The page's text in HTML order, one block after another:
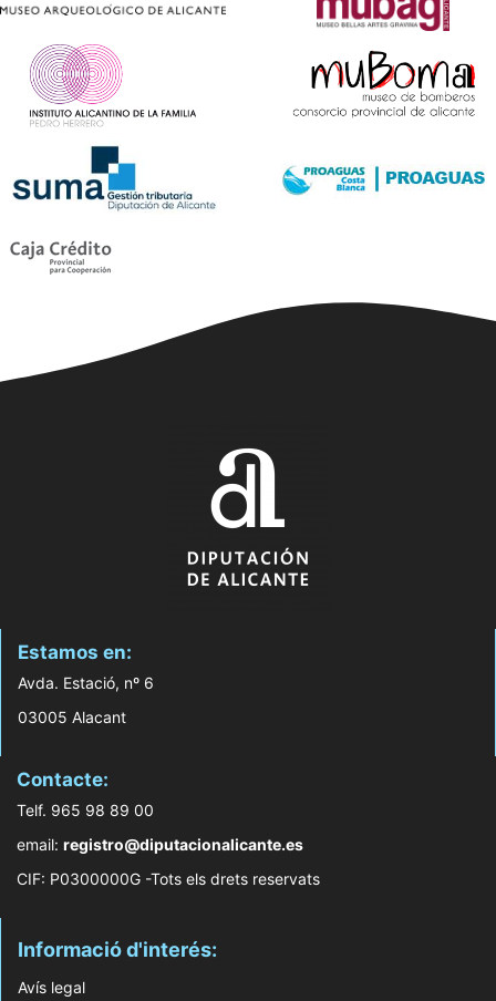
Estamos en:
Avda. Estació, nº 6
03005 Alacant
Contacte:
Telf. 965 98 89 00
email: registro@diputacionalicante.es
CIF: P0300000G -Tots els drets reservats
Informació d'interés:
Avís legal